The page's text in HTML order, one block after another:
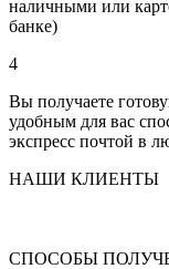
наличными или
банке)
4
Вы получаете
удобным для вас
экспресс почтой в
НАШИ КЛИЕНТЫ
СПОСОБЫ